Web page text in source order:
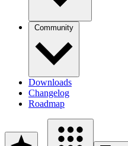
Community
Downloads
Changelog
Roadmap